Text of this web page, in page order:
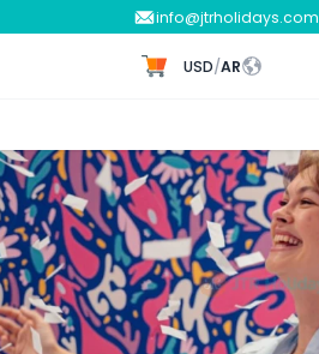
info@jtrholidays.com
AR
/
USD